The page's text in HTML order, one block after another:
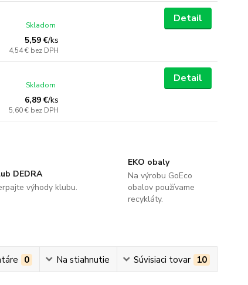
5,59 €/ks
4,54 € bez DPH
Skladom
Detail
6,89 €/ks
5,60 € bez DPH
Skladom
Detail
DEDRA
výhody klubu.
EKO obaly
Na výrobu GoEco
obalov používame
recykláty.
0 Na stiahnutie Súvisiaci tovar 10